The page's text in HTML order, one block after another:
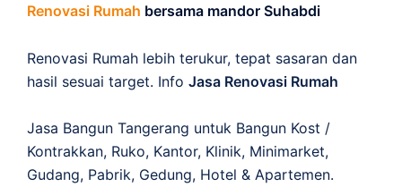
Renovasi Rumah bersama mandor Suhabdi
Renovasi Rumah lebih terukur, tepat sasaran dan
hasil sesuai target. Info Jasa Renovasi Rumah
Jasa Bangun Tangerang untuk Bangun Kost /
Kontrakkan, Ruko, Kantor, Klinik, Minimarket,
Gudang, Pabrik, Gedung, Hotel & Apartemen.